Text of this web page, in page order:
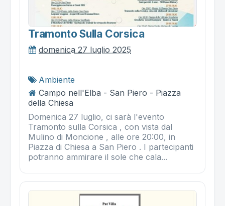
Tramonto Sulla Corsica
domenica 27 luglio 2025
Ambiente
Campo nell'Elba - San Piero - Piazza
della Chiesa
Domenica 27 luglio, ci sarà l'evento
Tramonto sulla Corsica , con vista dal
Mulino di Moncione , alle ore 20:00, in
Piazza di Chiesa a San Piero . I partecipanti
potranno ammirare il sole che cala...